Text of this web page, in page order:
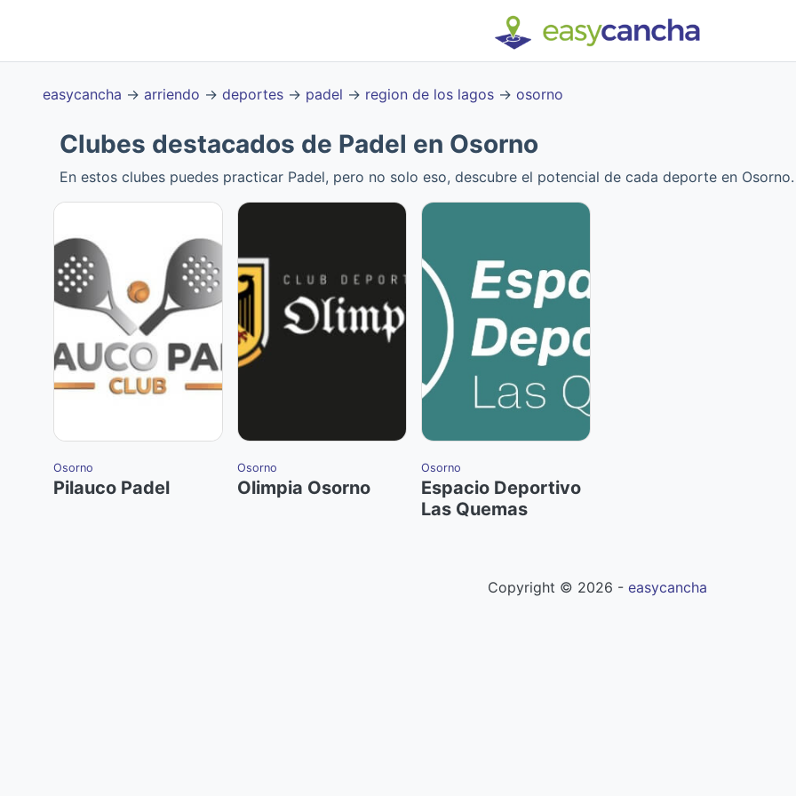
easycancha → arriendo → deportes → padel → region de los lagos → osorno
Osorno
Pilauco Padel
Osorno
Olimpia Osorno
Osorno
Espacio Deportivo
Las Quemas
Clubes destacados de Padel en Osorno
En estos clubes puedes practicar Padel, pero no solo eso, descubre el potencial de cada deporte en Osorno.
Copyright © 2026 - easycancha